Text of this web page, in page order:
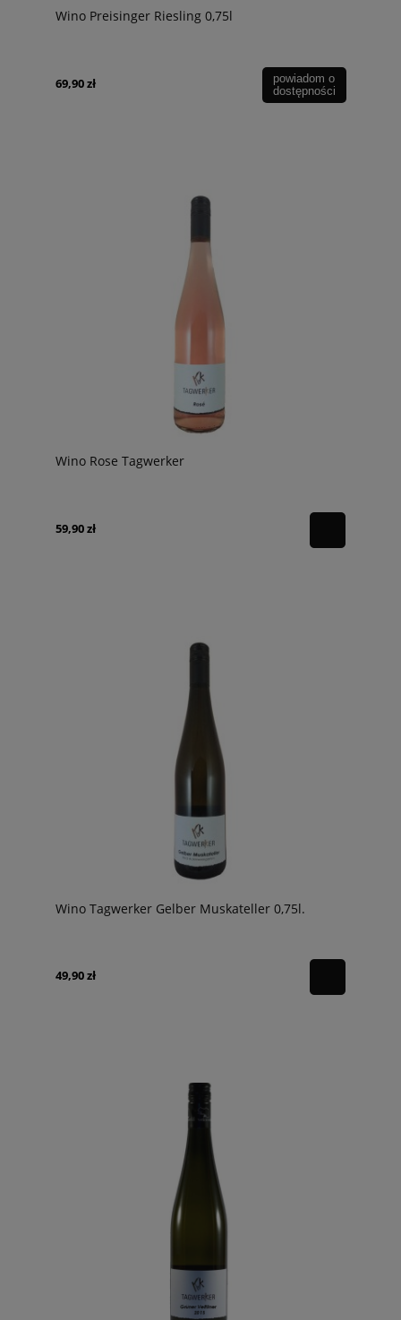
Wino Preisinger Riesling 0,75l
69,90 zł
powiadom o
dostępności
Wino Rose Tagwerker
59,90 zł
Wino Tagwerker Gelber Muskateller 0,75l.
49,90 zł